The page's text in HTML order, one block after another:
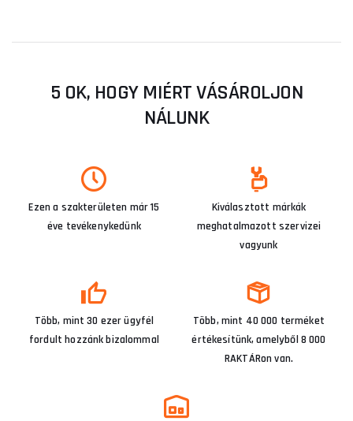
5 OK, HOGY MIÉRT VÁSÁROLJON
NÁLUNK
Ezen a szakterületen már 15
éve tevékenykedünk
Kiválasztott márkák
meghatalmazott szervizei
vagyunk
Több, mint 30 ezer ügyfél
fordult hozzánk bizalommal
Több, mint 40 000 terméket
értékesítünk, amelyből 8 000
RAKTÁRon van.